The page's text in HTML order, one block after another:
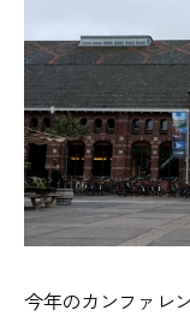
今年のカンファレ